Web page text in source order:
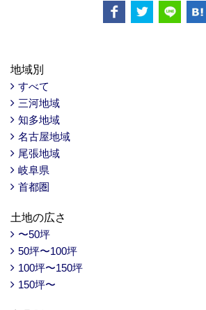
地域別
すべて
三河地域
知多地域
名古屋地域
尾張地域
岐阜県
首都圏
土地の広さ
〜50坪
50坪〜100坪
100坪〜150坪
150坪〜